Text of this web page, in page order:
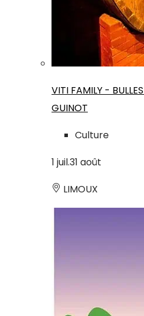
VITI FAMILY -
GUINOT
Culture
1 juil.31 août
LIMOUX